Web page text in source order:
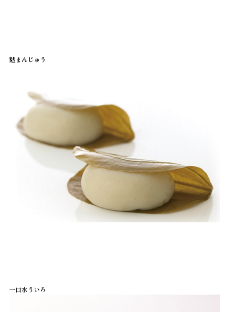
麩まんじゅう
一口水ういろ